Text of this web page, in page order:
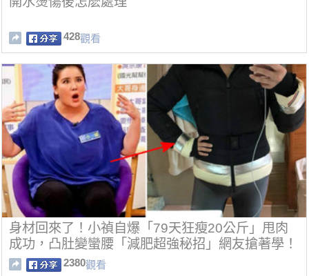
428觀看
身材回來了！小禎自爆「79天狂瘦20公斤」甩肉
成功，凸肚變蠻腰「減肥超強秘招」網友搶著學！
2380觀看